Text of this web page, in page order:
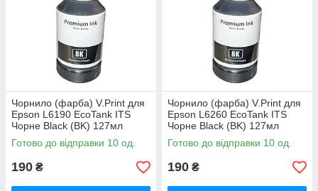
Чорнило (фарба) V.Print для
Epson L6190 EcoTank ITS
Чорне Black (BK) 127мл
Готово до відправки 10 од.
190 ₴
Чорнило (фарба) V.Print для
Epson L6260 EcoTank ITS
Чорне Black (BK) 127мл
Готово до відправки 10 од.
190 ₴